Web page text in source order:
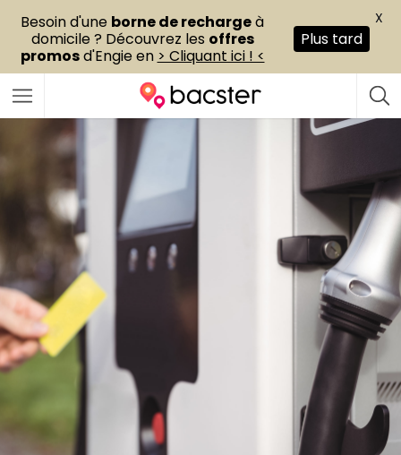
Besoin d'une borne de rechargeà
domicile ? Découvrez les offres
promosd'Engie en > Cliquant ici ! <
Plus tard
X